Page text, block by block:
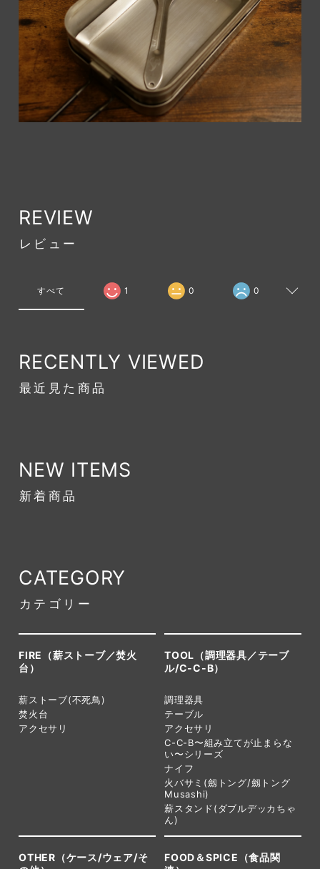
REVIEW
レビュー
すべて 1 0 0
RECENTLY VIEWED
最近見た商品
NEW ITEMS
新着商品
CATEGORY
カテゴリー
FIRE（薪ストーブ／焚火
台）
薪ストーブ(不死鳥)
焚火台
アクセサリ
TOOL（調理器具／テーブ
ル/C-C-B）
調理器具
テーブル
アクセサリ
C-C-B〜組み立てが止まらな
い〜シリーズ
ナイフ
火バサミ(劔トング/劔トング
Musashi)
薪スタンド(ダブルデッカちゃ
ん)
OTHER（ケース/ウェア/そ
FOOD＆SPICE（食品関